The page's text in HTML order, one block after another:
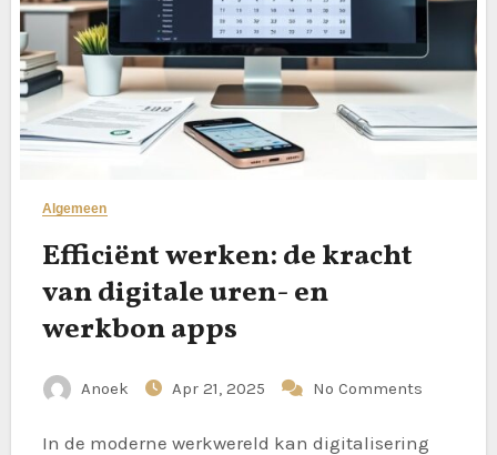
Algemeen
Efficiënt werken: de kracht
van digitale uren- en
werkbon apps
Anoek Apr 21, 2025 No Comments
In de moderne werkwereld kan digitalisering